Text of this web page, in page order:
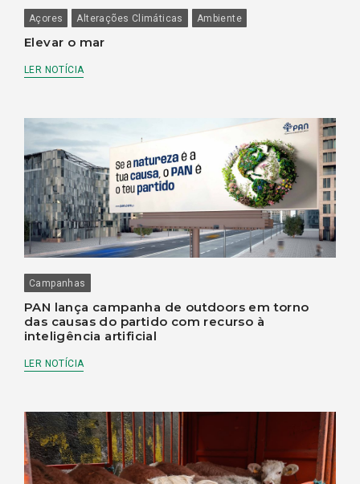
Açores Alterações Climáticas Ambiente
Elevar o mar
LER NOTÍCIA
Campanhas
PAN lança campanha de outdoors em torno
das causas do partido com recurso à
inteligência artificial
LER NOTÍCIA